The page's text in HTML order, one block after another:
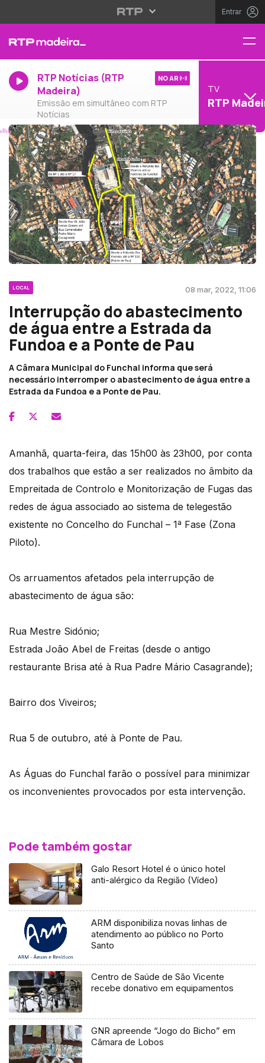
Entrar
RTP Notícias (RTP
Madeira)
Emissão em simultâneo com RTP
Notícias
NO AR
TV
RTP
LOCAL 08 mar, 2022, 11:06
Interrupção do abastecimento
de água entre a Estrada da
Fundoa e a Ponte de Pau
A Câmara Municipal do Funchal informa que será
necessário interromper o abastecimento de água entre a
Estrada da Fundoa e a Ponte de Pau.
Amanhã, quarta-feira, das 15h00 às 23h00, por conta
dos trabalhos que estão a ser realizados no âmbito da
Empreitada de Controlo e Monitorização de Fugas das
redes de água associado ao sistema de telegestão
existente no Concelho do Funchal – 1ª Fase (Zona
Piloto).
Os arruamentos afetados pela interrupção de
abastecimento de água são:
Rua Mestre Sidónio;
Estrada João Abel de Freitas (desde o antigo
restaurante Brisa até à Rua Padre Mário Casagrande);
Bairro dos Viveiros;
Rua 5 de outubro, até à Ponte de Pau.
As Águas do Funchal farão o possível para minimizar
os inconvenientes provocados por esta intervenção.
Pode também gostar
Galo Resort Hotel é o único hotel
anti-alérgico da Região (Vídeo)
ARM disponibiliza novas linhas de
atendimento ao público no Porto
Santo
Centro de Saúde de São Vicente
recebe donativo em equipamentos
GNR apreende “Jogo do Bicho” em
Câmara de Lobos